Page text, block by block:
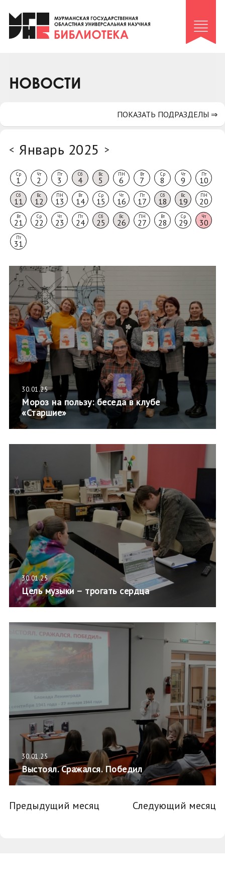
Клуб «Гиря и сельдерей»
Клуб «Семейный архив»
Коллегам
НОВОСТИ
< Январь 2025 >
Ср
1
Чт
2
Пт
3
Сб
4
Вс
5
ПН
6
Вт
7
Ср
8
Чт
9
Пт
10
Сб
11
Вс
12
ПН
13
Вт
14
Ср
15
Чт
16
Пт
17
Сб
18
Вс
19
ПН
20
Вт
21
Ср
22
Чт
23
Пт
24
Сб
25
Вс
26
ПН
27
Вт
28
Ср
29
Чт
30
Пт
31
30.01.25
Мороз на пользу: беседа в клубе
«Старшие»
30.01.25
Цель музыки – трогать сердца
30.01.25
Выстоял. Сражался. Победил
Предыдущий месяц Следующий месяц
ПОКАЗАТЬ ПОДРАЗДЕЛЫ ⇒